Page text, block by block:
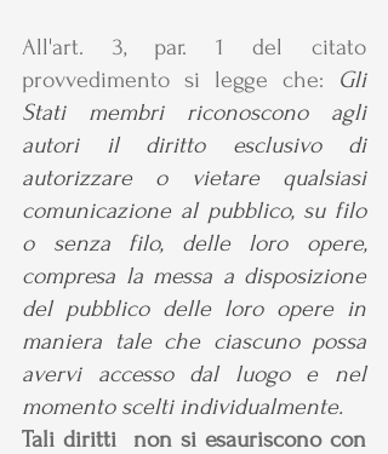
All'art. 3, par. 1 del citato
provvedimento si legge che:
Gli
Stati membri riconoscono agli
autori il diritto esclusivo di
autorizzare o vietare qualsiasi
comunicazione al pubblico, su filo
o senza filo, delle loro opere,
compresa la messa a disposizione
del pubblico delle loro opere in
maniera tale che ciascuno possa
avervi accesso dal luogo e nel
momento scelti individualmente.
Tali diritti  non si esauriscono con